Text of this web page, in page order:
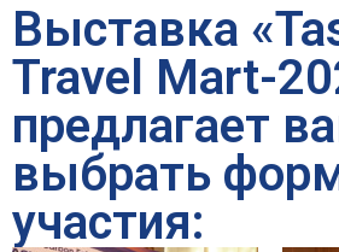
Выставка
Travel Mart-
предлагает
выбрать
участия: